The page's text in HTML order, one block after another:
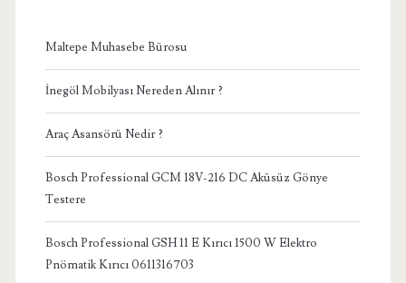
Maltepe Muhasebe Bürosu
İnegöl Mobilyası Nereden Alınır ?
Araç Asansörü Nedir ?
Bosch Professional GCM 18V-216 DC Aküsüz Gönye
Testere
Bosch Professional GSH 11 E Kırıcı 1500 W Elektro
Pnömatik Kırıcı 0611316703